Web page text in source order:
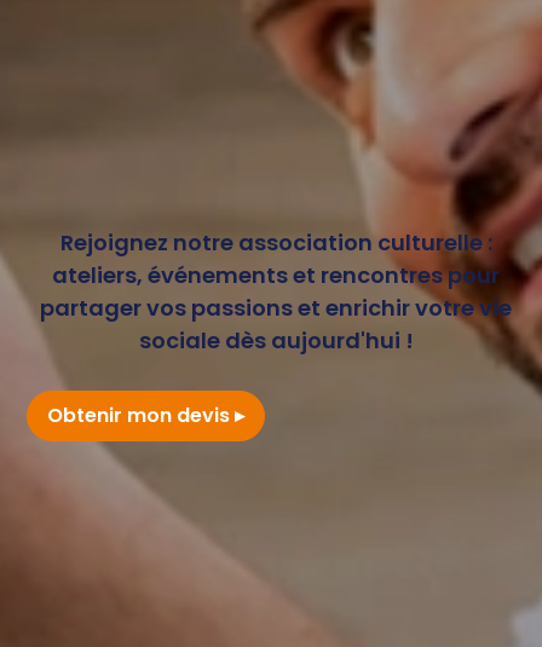
Rejoignez notre association culturelle :
ateliers, événements et rencontres pour
partager vos passions et enrichir votre vie
sociale dès aujourd'hui !
Obtenir mon devis